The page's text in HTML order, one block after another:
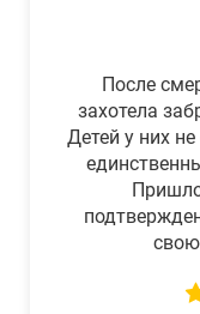
После
захотела
Детей у них